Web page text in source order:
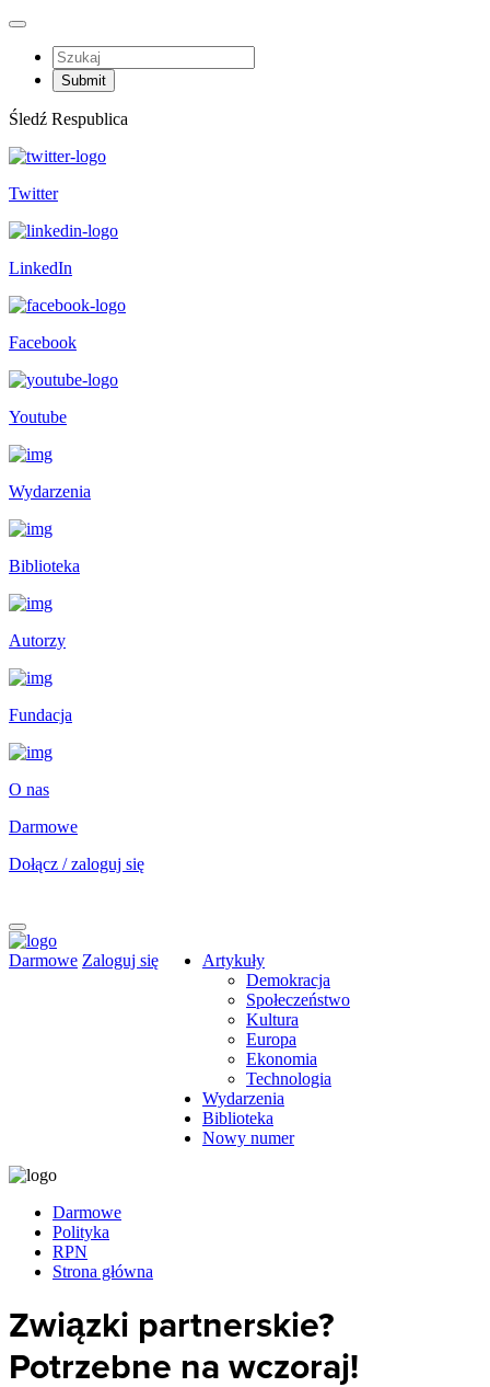
Śledź Respublica
Twitter
LinkedIn
Facebook
Youtube
Wydarzenia
Biblioteka
Autorzy
Fundacja
O nas
Darmowe
Dołącz / zaloguj się
Darmowe Zaloguj się
Artykuły
Demokracja
Społeczeństwo
Kultura
Europa
Ekonomia
Technologia
Wydarzenia
Biblioteka
Nowy numer
Darmowe
Polityka
RPN
Strona główna
Związki partnerskie?
Potrzebne na wczoraj!